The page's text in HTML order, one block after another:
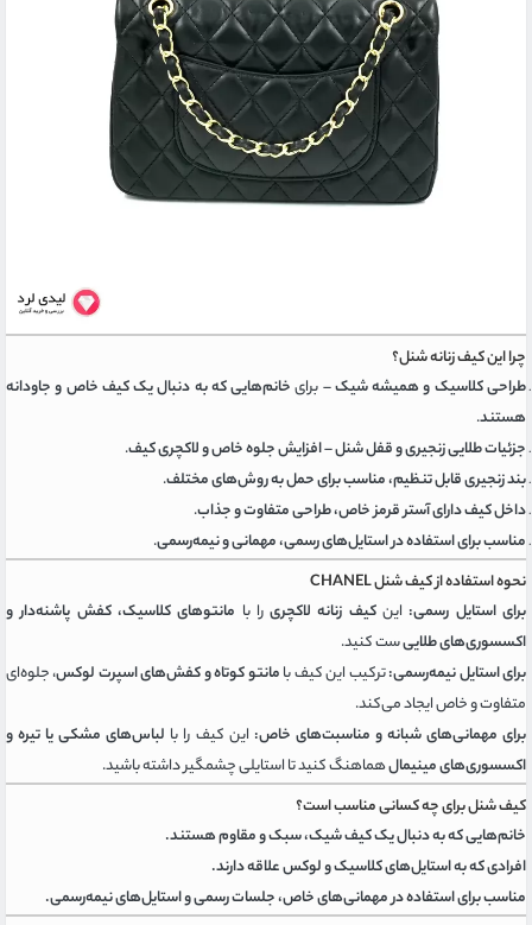
چرا این کیف زنانه شنل؟
طراحی کلاسیک و همیشه شیک– برایخانم‌هایی که به دنبال یک کیف خاص و جاودانه
هستند.
جزئیات طلایی زنجیری و قفل شنل–افزایش جلوه خاص و لاکچری کیف.
بند زنجیری قابل تنظیم، مناسب برای حمل به روش‌های مختلف.
داخل کیف دارای آستر قرمز خاص، طراحی متفاوت و جذاب.
مناسب برای استفاده در استایل‌های رسمی، مهمانی و نیمه‌رسمی.
نحوه استفاده از کیف شنل CHANEL
برای استایل رسمی: اینکیف زنانه لاکچریرا با مانتوهای کلاسیک، کفش پاشنه‌دار و
اکسسوری‌های طلاییست کنید.
برای استایل نیمه‌رسمی:ترکیب این کیف بامانتو کوتاه و کفش‌های اسپرت لوکس، جلوه‌ای
متفاوت و خاص ایجاد می‌کند.
برای مهمانی‌های شبانه و مناسبت‌های خاص: این کیف را با لباس‌های مشکی یا تیره و
اکسسوری‌های مینیمالهماهنگ کنید تا استایلی چشمگیر داشته باشید.
کیف شنل برای چه کسانی مناسب است؟
خانم‌هایی که به دنبال یک کیف شیک، سبک و مقاوم هستند.
افرادی که به استایل‌های کلاسیک و لوکس علاقه دارند.
مناسب برای استفاده در مهمانی‌های خاص، جلسات رسمی و استایل‌های نیمه‌رسمی.